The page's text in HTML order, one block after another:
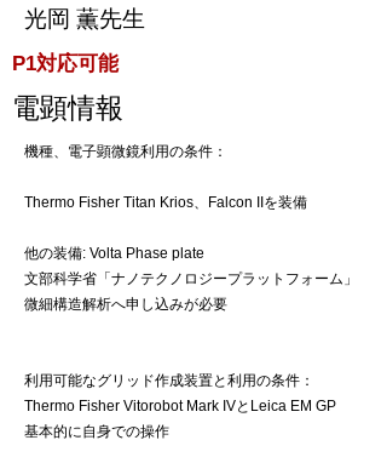
光岡 薫先生
P1対応可能
電顕情報
機種、電子顕微鏡利用の条件：
Thermo Fisher Titan Krios、Falcon IIを装備
他の装備: Volta Phase plate
文部科学省「ナノテクノロジープラットフォーム」
微細構造解析へ申し込みが必要
利用可能なグリッド作成装置と利用の条件：
Thermo Fisher Vitorobot Mark IVとLeica EM GP
基本的に自身での操作